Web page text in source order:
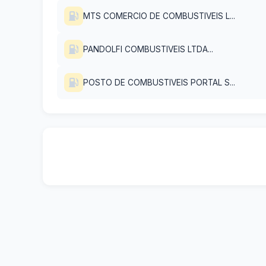
MTS COMERCIO DE COMBUSTIVEIS L...
PANDOLFI COMBUSTIVEIS LTDA...
POSTO DE COMBUSTIVEIS PORTAL S...